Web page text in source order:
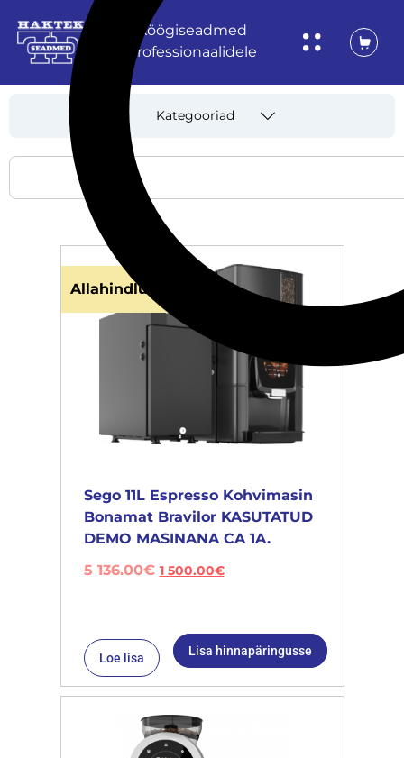
Köögiseadmed
professionaalidele
Kategooriad
Allahindlus!
Sego 11L Espresso Kohvimasin
Bonamat Bravilor KASUTATUD
DEMO MASINANA CA 1A.
5 136.00€ 1 500.00€
Loe lisa Lisa hinnapäringusse